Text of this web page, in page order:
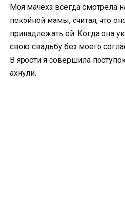
Моя мачеха всегда смотрела
покойной мамы, считая, что
принадлежать ей. Когда она
свою свадьбу без моего
В ярости я совершила
ахнули.